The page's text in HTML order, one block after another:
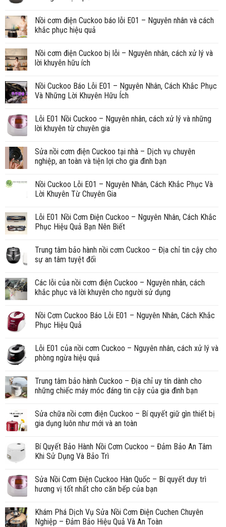
Nồi cơm điện Cuckoo báo lỗi E01 – Nguyên nhân và cách
khắc phục hiệu quả
Nồi cơm điện Cuckoo bị lỗi – Nguyên nhân, cách xử lý và
lời khuyên hữu ích
Nồi Cuckoo Báo Lỗi E01 – Nguyên Nhân, Cách Khắc Phục
Và Những Lời Khuyên Hữu Ích
Lỗi E01 Nồi Cuckoo – Nguyên nhân, cách xử lý và những
lời khuyên từ chuyên gia
Sửa nồi cơm điện Cuckoo tại nhà – Dịch vụ chuyên
nghiệp, an toàn và tiện lợi cho gia đình bạn
Nồi Cuckoo Lỗi E01 – Nguyên Nhân, Cách Khắc Phục Và
Lời Khuyên Từ Chuyên Gia
Lỗi E01 Nồi Cơm Điện Cuckoo – Nguyên Nhân, Cách Khắc
Phục Hiệu Quả Bạn Nên Biết
Trung tâm bảo hành nồi cơm Cuckoo – Địa chỉ tin cậy cho
sự an tâm tuyệt đối
Các lỗi của nồi cơm điện Cuckoo – Nguyên nhân, cách
khắc phục và lời khuyên cho người sử dụng
Nồi Cơm Cuckoo Báo Lỗi E01 – Nguyên Nhân, Cách Khắc
Phục Hiệu Quả
Lỗi E01 của nồi cơm Cuckoo – Nguyên nhân, cách xử lý và
phòng ngừa hiệu quả
Trung tâm bảo hành Cuckoo – Địa chỉ uy tín dành cho
những chiếc máy móc đáng tin cậy của gia đình bạn
Sửa chữa nồi cơm điện Cuckoo – Bí quyết giữ gìn thiết bị
gia dụng luôn như mới và an toàn
Bí Quyết Bảo Hành Nồi Cơm Cuckoo – Đảm Bảo An Tâm
Khi Sử Dụng Và Bảo Trì
Sửa Nồi Cơm Điện Cuckoo Hàn Quốc – Bí quyết duy trì
hương vị tốt nhất cho căn bếp của bạn
Khám Phá Dịch Vụ Sửa Nồi Cơm Điện Cuchen Chuyên
Nghiệp – Đảm Bảo Hiệu Quả Và An Toàn